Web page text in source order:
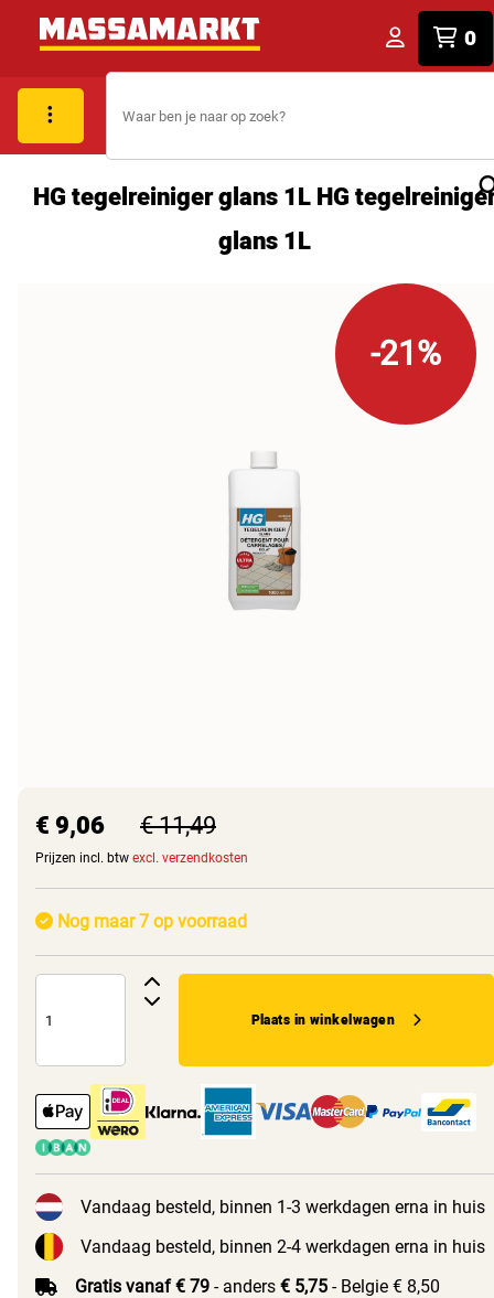
0
HG tegelreiniger glans 1L HG
glans 1L
-21%
€ 9,06 € 11,49
Prijzen incl. btw excl. verzendkosten
Nog maar 7 op voorraad
Plaats in winkelwagen
Vandaag besteld, binnen 1-3 werkdagen erna in huis
Vandaag besteld, binnen 2-4 werkdagen erna in huis
Gratis vanaf € 79 - anders € 5,75 - Belgie € 8,50